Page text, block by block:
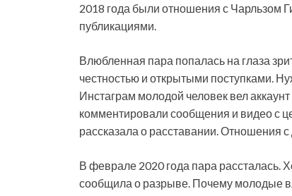
2018 года были отношения с Чарльзом
публикациями.
Влюбленная пара попалась на глаза
честностью и открытыми поступками.
Инстаграм молодой человек вел
комментировали сообщения и видео с
рассказала о расставании. Отношения
В феврале 2020 года пара рассталась.
сообщила о разрыве. Почему молодые